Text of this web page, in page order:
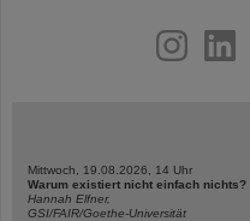
youtubehelmholtz.social
Mittwoch, 19.08.2026, 14 Uhr
Warum existiert nicht einfach nichts?
Hannah Elfner,
GSI/FAIR/Goethe-Universität